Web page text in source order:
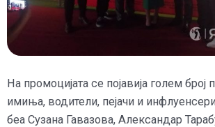
На промоцијата се појавија голем број
имиња, водители, пејачи и
беа Сузана Гавазова, Александар